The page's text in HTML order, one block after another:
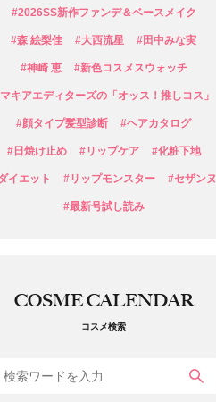
#2026SS新作ファンデ＆ベースメイク
#森 絵梨佳 #大西流星 #田中みな実
#神崎 恵 #新色コスメスウォッチ
キアエディターズの「オッス！推しコス」
#顔タイプ髪型診断 #ヘアカタログ
#日焼け止め #リップケア #化粧下地
イエット #リップモンスター #セザンヌ
#最新号試し読み
COSME CALENDAR
コスメ検索